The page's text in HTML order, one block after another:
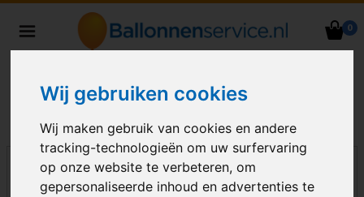
Wij gebruiken cookies
Wij maken gebruik van cookies en andere
tracking-technologieën om uw surfervaring
op onze website te verbeteren, om
gepersonaliseerde inhoud en advertenties te
0
Nederland